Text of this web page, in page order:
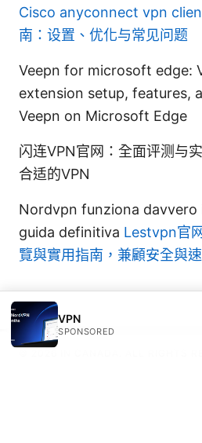
Cisco anyconnect vpn
南：设置、优化与常见问题
Veepn for microsoft edge:
extension setup, features,
Veepn on Microsoft Edge
闪连VPN官网：全面评测与
合适的VPN
Nordvpn funziona davvero
guida definitiva Lestvpn官
覽與實用指南，兼顧安全與
VPN
SPONSORED